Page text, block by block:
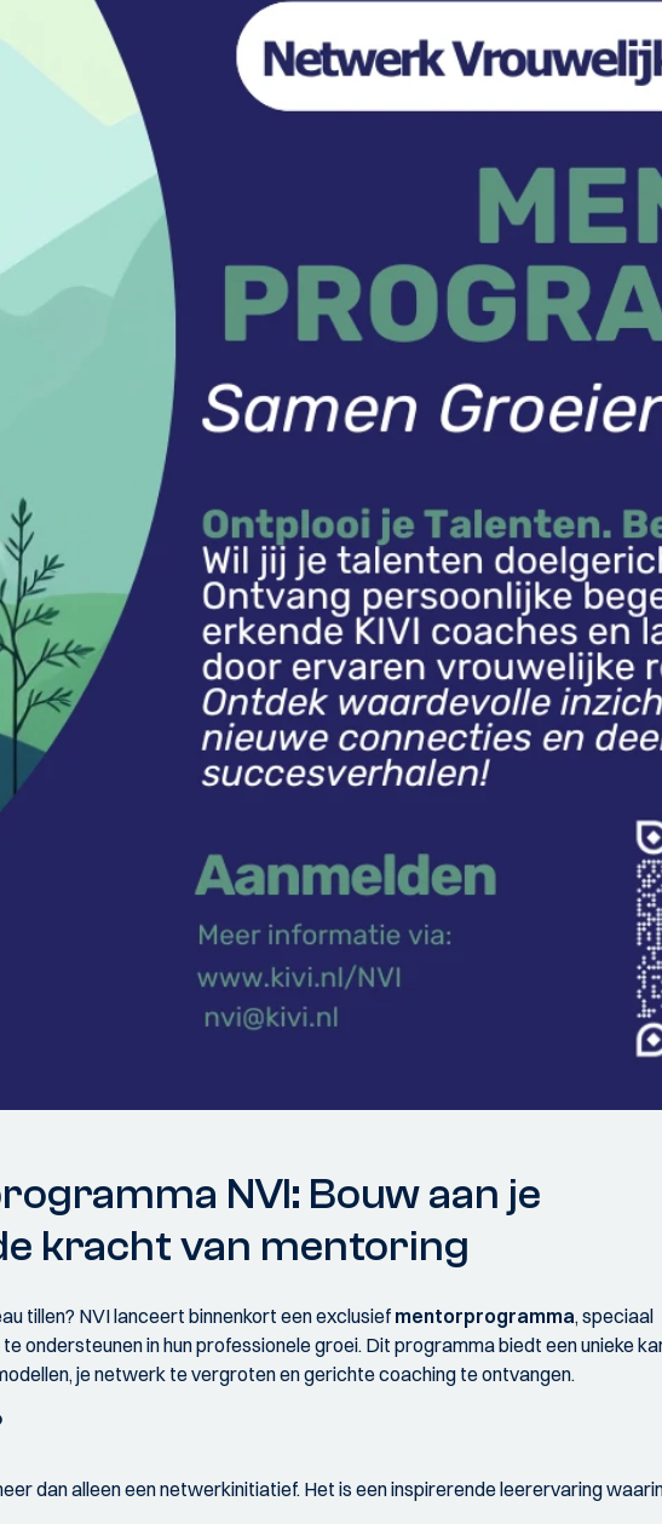
NVI: Bouw aan je
kracht van mentoring
tillen? NVI lanceert binnenkort een exclusief mentorprogramma, speciaal
ondersteunen in hun professionele groei. Dit programma biedt een unieke
je netwerk te vergroten en gerichte coaching te ontvangen.
dan alleen een netwerkinitiatief. Het is een inspirerende leerervaring